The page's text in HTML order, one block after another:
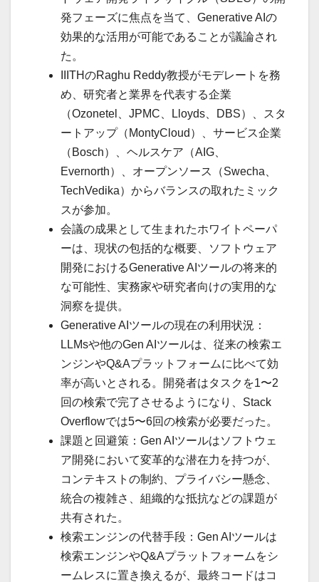
発フェーズに焦点を当て、Generative AIの
効果的な活用が可能であることが議論され
た。
IIITHのRaghu Reddy教授がモデレートを務
め、研究者と業界を代表する企業
（Ozonetel、JPMC、Lloyds、DBS）、スタ
ートアップ（MontyCloud）、サービス企業
（Bosch）、ヘルスケア（AIG、
Evernorth）、オープンソース（Swecha、
TechVedika）からバランスの取れたミック
スが参加。
会議の成果として生まれたホワイトペーパ
ーは、現状の包括的な概要、ソフトウェア
開発におけるGenerative AIツールの将来的
な可能性、実務家や研究者向けの実用的な
洞察を提供。
Generative AIツールの現在の利用状況：
LLMsや他のGen AIツールは、従来の検索エ
ンジンやQ&Aプラットフォームに比べて効
率が高いとされる。開発者はタスクを1〜2
回の検索で完了させるようになり、Stack
Overflowでは5〜6回の検索が必要だった。
課題と回避策：Gen AIツールはソフトウェ
ア開発において変革的な潜在力を持つが、
コンテキストの制約、プライバシー懸念、
統合の複雑さ、組織的な抵抗などの課題が
共有された。
検索エンジンの代替手段：Gen AIツールは
検索エンジンやQ&Aプラットフォームをシ
ームレスに置き換えるが、最終コードはコ